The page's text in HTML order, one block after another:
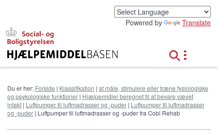
Powered by Translate
Du er her: Forside | Klassifikation | at måle, stimulere eller træne fysiologiske
og psykologiske funktioner | Hjælpemidler beregnet til at bevare vævet
intakt | Luftpumper til luftmadrasser og -puder | Luftpumper til luftmadrasser
og -puder | Luftpumper til luftmadrasser og -puder fra Cobi Rehab